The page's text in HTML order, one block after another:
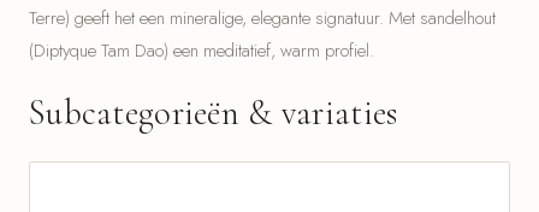
Terre) geeft het een mineralige, elegante signatuur. Met sandelhout
(Diptyque Tam Dao) een meditatief, warm profiel.
Subcategorieën & variaties